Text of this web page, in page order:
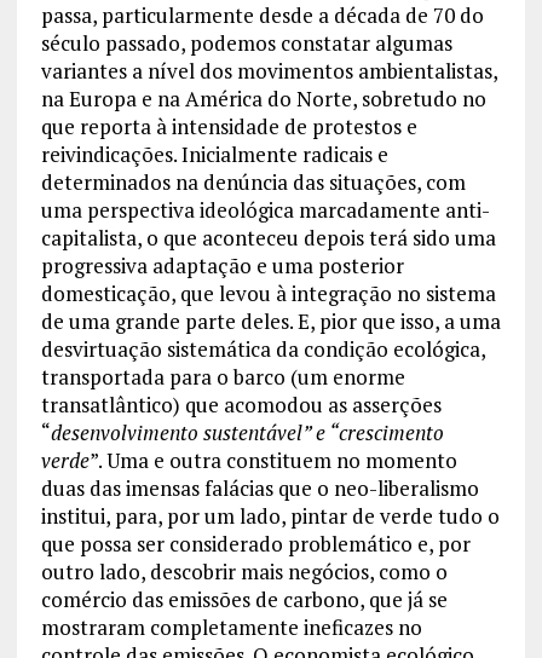
passa, particularmente desde a década de 70 do
século passado, podemos constatar algumas
variantes a nível dos movimentos ambientalistas,
na Europa e na América do Norte, sobretudo no
que reporta à intensidade de protestos e
reivindicações. Inicialmente radicais e
determinados na denúncia das situações, com
uma perspectiva ideológica marcadamente anti-
capitalista, o que aconteceu depois terá sido uma
progressiva adaptação e uma posterior
domesticação, que levou à integração no sistema
de uma grande parte deles. E, pior que isso, a uma
desvirtuação sistemática da condição ecológica,
transportada para o barco (um enorme
transatlântico) que acomodou as asserções
“desenvolvimento sustentável” e “crescimento
verde”. Uma e outra constituem no momento
duas das imensas falácias que o neo-liberalismo
institui, para, por um lado, pintar de verde tudo o
que possa ser considerado problemático e, por
outro lado, descobrir mais negócios, como o
comércio das emissões de carbono, que já se
mostraram completamente ineficazes no